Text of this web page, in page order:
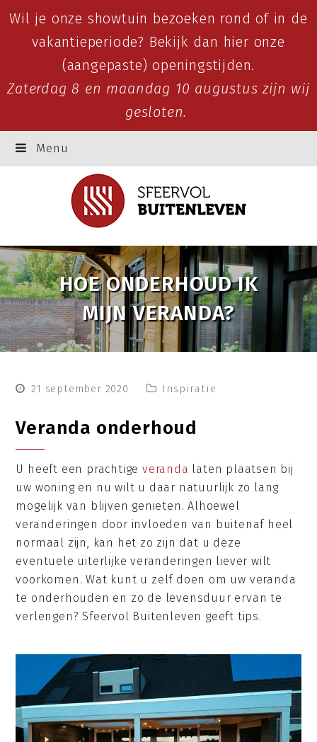
Wil je onze showtuin bezoeken rond of in de
vakantieperiode? Bekijk dan hier onze
(aangepaste) openingstijden.
Zaterdag 8 en maandag 10 augustus zijn wij
gesloten.
Menu
HOE ONDERHOUD IK
MIJN VERANDA?
21 september 2020 Inspiratie
Veranda onderhoud
U heeft een prachtigeveranda laten plaatsen bij
uw woning en nu wilt u daar natuurlijk zo lang
mogelijk van blijven genieten. Alhoewel
veranderingen door invloeden van buitenaf heel
normaal zijn, kan het zo zijn dat u deze
eventuele uiterlijke veranderingen liever wilt
voorkomen. Wat kunt u zelf doen om uw veranda
te onderhouden en zo de levensduur ervan te
verlengen? Sfeervol Buitenleven geeft tips.